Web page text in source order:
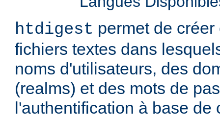
htdigest permet de
fichiers textes dans
noms d'utilisateurs, des
(realms) et des mots de
l'authentification à base de